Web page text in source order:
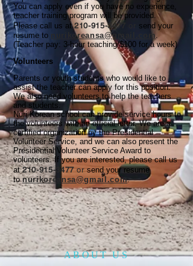
You can apply even if you have no experience,
teacher training program will be provided.
Please call us at210-915-3477
send your
resume to nurikoreansa@gmail.com
(Teacher pay: 3-hour teaching/$100 for a week)
Volunteers
Parents or youth students who would like to
assist the teacher can apply for this position.
We also need volunteers to help the teachers
and students.
Nuri Korean school can provide service hours to
the volunteers with an official letter. We are a
certified organization by the Presidential
Volunteer Service, and we can also present the
Presidential Volunteer Service Award to
volunteers. If you are interested, please call us
at210-915-3477or send your resume
tonurikoreansa@gmail.com.
ABOUT US